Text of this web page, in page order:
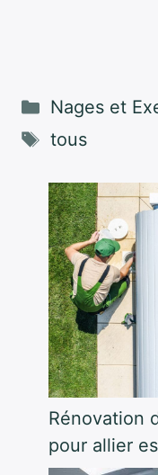
Catégories
Nages et
Étiquettes
tous
Rénovation
pour allier